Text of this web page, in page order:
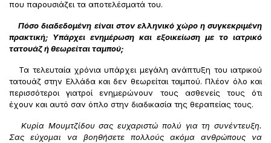
που παρουσιάζει τα αποτελέσματά του.
Πόσο διαδεδομένη είναι στον ελληνικό χώρο η συγκεκριμένη
πρακτική; Υπάρχει ενημέρωση και εξοικείωση με το ιατρικό
τατουάζ ή θεωρείται ταμπού;
Τα τελευταία χρόνια υπάρχει μεγάλη ανάπτυξη του ιατρικού
τατουάζ στην Ελλάδα και δεν θεωρείται ταμπού. Πλέον όλο και
περισσότεροι γιατροί ενημερώνουν τους ασθενείς τους ότι
έχουν και αυτό σαν όπλο στην διαδικασία της θεραπείας τους.
Κυρία Μουμτζίδου σας ευχαριστώ πολύ για τη συνέντευξη.
Σας εύχομαι να βοηθήσετε πολλούς ακόμα ανθρώπους να